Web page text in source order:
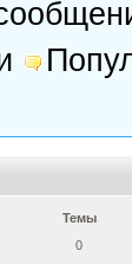
Темы
0